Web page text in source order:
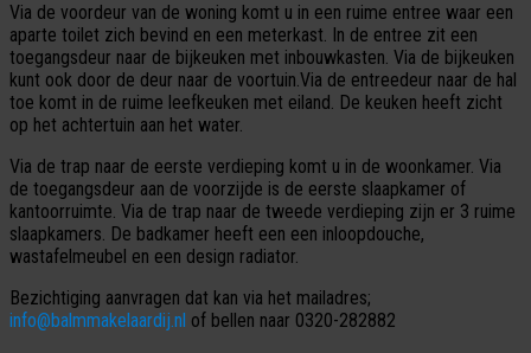
Via de voordeur van de woning komt u in een ruime entree waar een
aparte toilet zich bevind en een meterkast. In de entree zit een
toegangsdeur naar de bijkeuken met inbouwkasten. Via de bijkeuken
kunt ook door de deur naar de voortuin.Via de entreedeur naar de hal
toe komt in de ruime leefkeuken met eiland. De keuken heeft zicht
op het achtertuin aan het water.
Via de trap naar de eerste verdieping komt u in de woonkamer. Via
de toegangsdeur aan de voorzijde is de eerste slaapkamer of
kantoorruimte. Via de trap naar de tweede verdieping zijn er 3 ruime
slaapkamers. De badkamer heeft een een inloopdouche,
wastafelmeubel en een design radiator.
Bezichtiging aanvragen dat kan via het mailadres;
info@balmmakelaardij.nl of bellen naar 0320-282882